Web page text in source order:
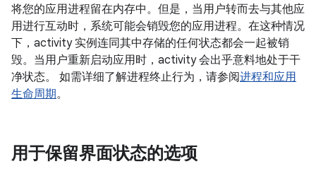
将您的应用进程留在内存中。但是，当用户转而去与其他应
用进行互动时，系统可能会销毁您的应用进程。在这种情况
下，activity 实例连同其中存储的任何状态都会一起被销
毁。当用户重新启动应用时，activity 会出乎意料地处于干
净状态。 如需详细了解进程终止行为，请参阅进程和应用
生命周期。
用于保留界面状态的选项